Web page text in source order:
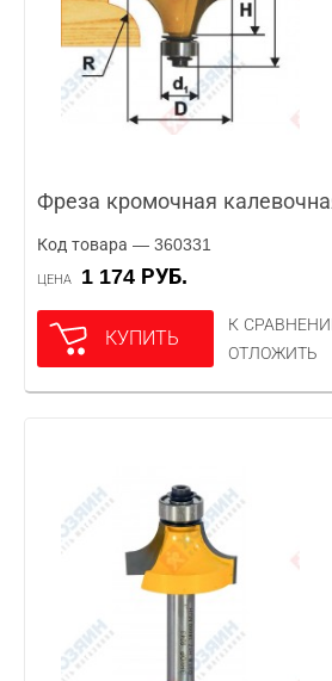
Фреза кромочная
Код товара — 360331
ЦЕНА 1 174 РУБ.
КУПИТЬ
К
ОТЛОЖИТЬ